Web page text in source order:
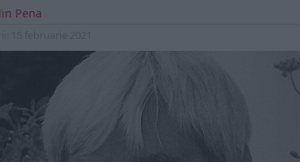
Pena